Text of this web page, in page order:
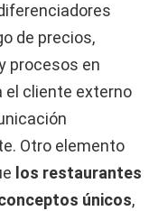
de precios,
procesos en
el cliente externo
Otro elemento
los restaurantes
únicos,